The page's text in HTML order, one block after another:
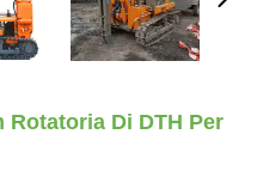
Di DTH Per